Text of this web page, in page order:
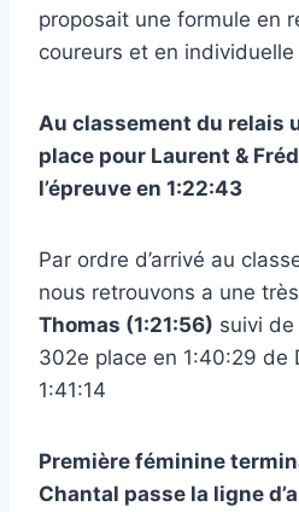
proposait une formule en
coureurs et en individuelle
Au classement du relais
place pour Laurent &
l’épreuve en 1:22:43
Par ordre d’arrivé au
nous retrouvons a une
Thomas (1:21:56) suivi
302e place en 1:40:29 de
1:41:14
Première féminine
Chantal passe la ligne